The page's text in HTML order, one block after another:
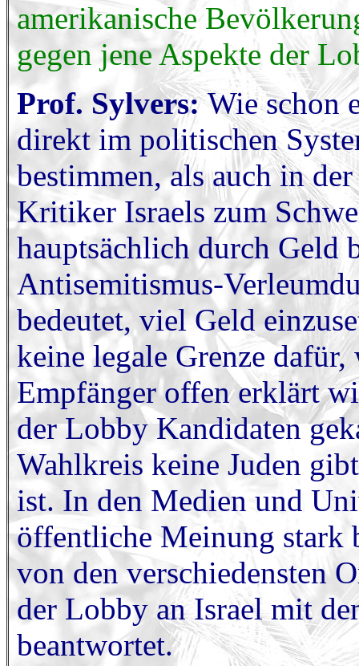
amerikanische
gegen jene Aspekte der
Prof. Sylvers:Wie schon
direkt im politischen
bestimmen, als auch in
Kritiker Israels zum
hauptsächlich durch Geld
Antisemitismus-
bedeutet, viel Geld
keine legale Grenze
Empfänger offen erklärt
der Lobby Kandidaten
Wahlkreis keine Juden
ist. In den Medien und
öffentliche Meinung stark
von den verschiedensten
der Lobby an Israel mit
beantwortet.